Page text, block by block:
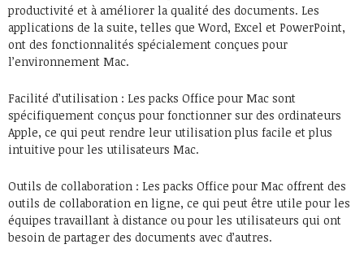
productivité et à améliorer la qualité des documents. Les
applications de la suite, telles que Word, Excel et PowerPoint,
ont des fonctionnalités spécialement conçues pour
l’environnement Mac.
Facilité d’utilisation : Les packs Office pour Mac sont
spécifiquement conçus pour fonctionner sur des ordinateurs
Apple, ce qui peut rendre leur utilisation plus facile et plus
intuitive pour les utilisateurs Mac.
Outils de collaboration : Les packs Office pour Mac offrent des
outils de collaboration en ligne, ce qui peut être utile pour les
équipes travaillant à distance ou pour les utilisateurs qui ont
besoin de partager des documents avec d’autres.